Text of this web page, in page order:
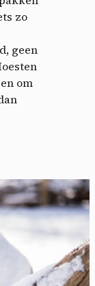
zo
geen
om